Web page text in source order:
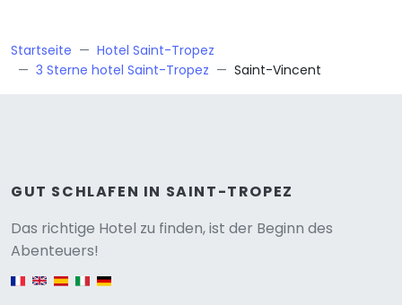
Startseite
Hotel Saint-Tropez
3 Sterne hotel Saint-Tropez
Saint-Vincent
GUT SCHLAFEN IN SAINT-TROPEZ
Das richtige Hotel zu finden, ist der Beginn des
Abenteuers!
English version